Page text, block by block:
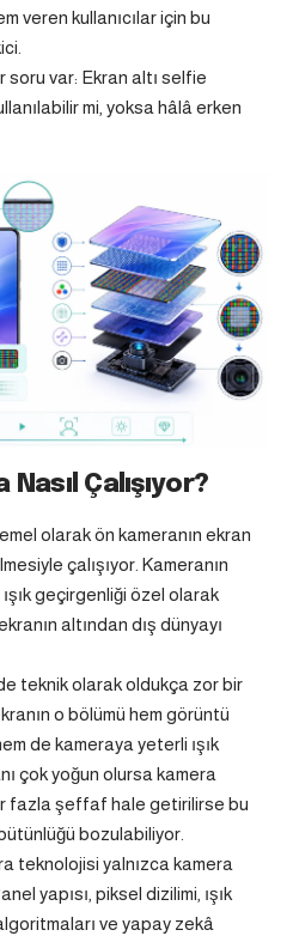
veren kullanıcılar için bu
var: Ekran altı selfie
mi, yoksa hâlâ erken
Çalışıyor?
olarak ön kameranın ekran
çalışıyor. Kameranın
geçirgenliği özel olarak
altından dış dünyayı
teknik olarak oldukça zor bir
o bölümü hem görüntü
de kameraya yeterli ışık
çok yoğun olursa kamera
fazla şeffaf hale getirilirse bu
bozulabiliyor.
teknolojisi yalnızca kamera
yapısı, piksel dizilimi, ışık
ve yapay zekâ